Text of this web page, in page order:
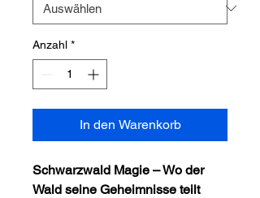
Anzahl *
In den Warenkorb
Schwarzwald Magie – Wo der
Wald seine Geheimnisse teilt